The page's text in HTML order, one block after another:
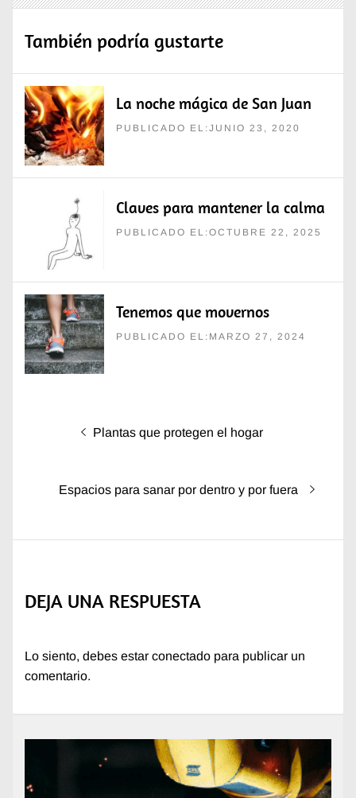
También podría gustarte
La noche mágica de San Juan
PUBLICADO EL:JUNIO 23, 2020
Claves para mantener la calma
PUBLICADO EL:OCTUBRE 22, 2025
Tenemos que movernos
PUBLICADO EL:MARZO 27, 2024
NavegaciónEntrada
Plantas que protegen el hogar
Entrada
Espacios para sanar por dentro y por fuera
DEJA UNA RESPUESTA
Lo siento, debes estar conectado para publicar un
comentario.